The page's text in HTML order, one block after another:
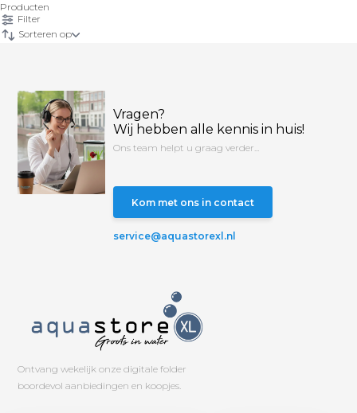
Producten
Filter
Sorteren op
Vragen?
Wij hebben alle kennis in huis!
Ons team helpt u graag verder...
Kom met ons in contact
service@aquastorexl.nl
Ontvang wekelijk onze digitale folder
boordevol aanbiedingen en koopjes.